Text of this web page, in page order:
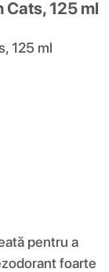
125 ml
pentru a
foarte